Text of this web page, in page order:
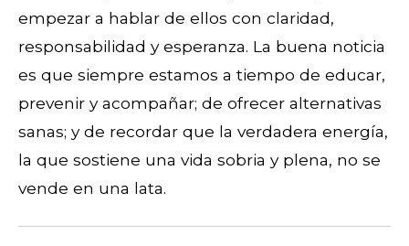
empezar a hablar de ellos con claridad,
responsabilidad y esperanza. La buena noticia
es que siempre estamos a tiempo de educar,
prevenir y acompañar; de ofrecer alternativas
sanas; y de recordar que la verdadera energía,
la que sostiene una vida sobria y plena, no se
vende en una lata.